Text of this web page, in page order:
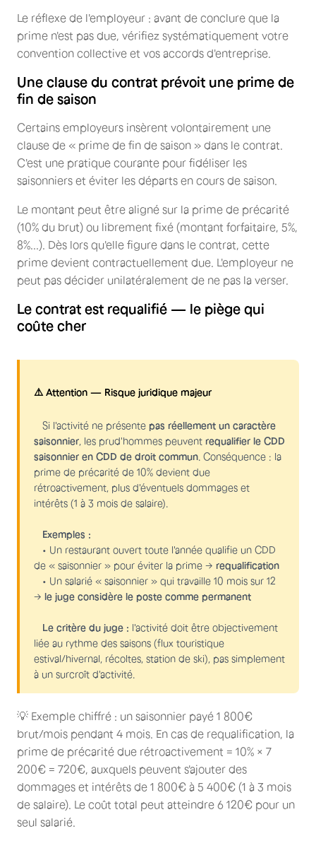
Le réflexe de l'employeur : avant de conclure que la
prime n'est pas due, vérifiez systématiquement votre
convention collective et vos accords d'entreprise.
Une clause du contrat prévoit une prime de
fin de saison
Certains employeurs insèrent volontairement une
clause de « prime de fin de saison » dans le contrat.
C'est une pratique courante pour fidéliser les
saisonniers et éviter les départs en cours de saison.
Le montant peut être aligné sur la prime de précarité
(10% du brut) ou librement fixé (montant forfaitaire, 5%,
8%...). Dès lors qu'elle figure dans le contrat, cette
prime devient contractuellement due. L'employeur ne
peut pas décider unilatéralement de ne pas la verser.
Le contrat est requalifié — le piège qui
coûte cher
⚠️ Attention — Risque juridique majeur
Si l'activité ne présente pas réellement un caractère
saisonnier , les prud'hommes peuvent requalifier le CDD
saisonnier en CDD de droit commun . Conséquence : la
prime de précarité de 10% devient due
rétroactivement, plus d'éventuels dommages et
intérêts (1 à 3 mois de salaire).
Exemples :
• Un restaurant ouvert toute l'année qualifie un CDD
de « saisonnier » pour éviter la prime → requalification
• Un salarié « saisonnier » qui travaille 10 mois sur 12
→ le juge considère le poste comme permanent
Le critère du juge : l'activité doit être objectivement
liée au rythme des saisons (flux touristique
estival/hivernal, récoltes, station de ski), pas simplement
à un surcroît d'activité.
💡 Exemple chiffré : un saisonnier payé 1 800€
brut/mois pendant 4 mois. En cas de requalification, la
prime de précarité due rétroactivement = 10% × 7
200€ = 720€, auxquels peuvent s'ajouter des
dommages et intérêts de 1 800€ à 5 400€ (1 à 3 mois
de salaire). Le coût total peut atteindre 6 120€ pour un
seul salarié.